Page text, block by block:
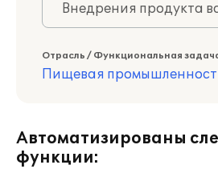
Внедрения продукта
Отрасль / Функциональная
Пищевая
Автоматизированы
функции: